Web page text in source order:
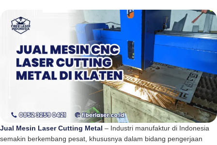
Jual Mesin Laser Cutting Metal – Industri manufaktur di Indonesia
semakin berkembang pesat, khususnya dalam bidang pengerjaan